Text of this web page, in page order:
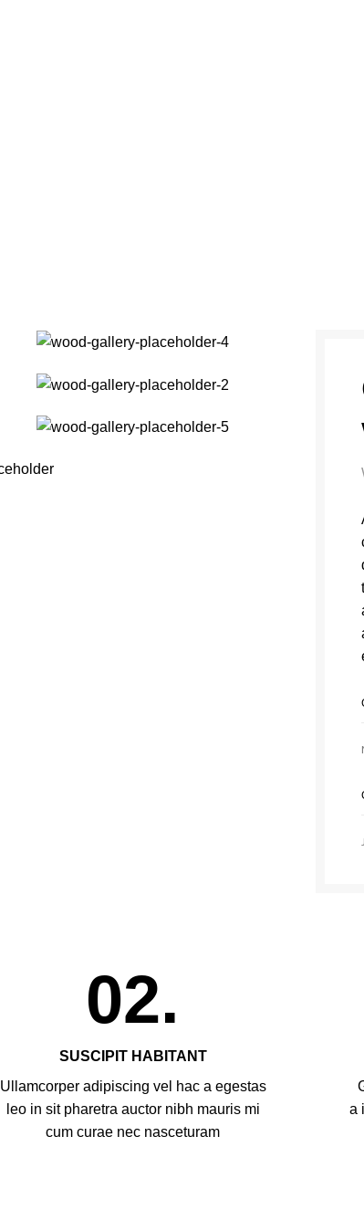
02.
SUSCIPIT HABITANT
Ullamcorper adipiscing vel hac a egestas
leo in sit pharetra auctor nibh mauris mi
cum curae nec nasceturam
a